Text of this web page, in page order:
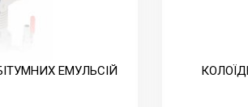
ЕМУЛЬСІЙ